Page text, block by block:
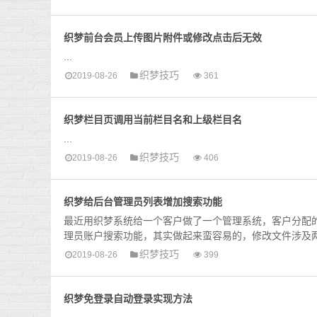
织梦前台会员上传图片附件或修改点击后无效
2019-08-26 织梦技巧 361
织梦栏目页调用当前栏目名和上级栏目名
2019-08-26 织梦技巧 406
织梦给后台管理员列表增加搜索功能
最近用织梦系统给一个客户做了一个管理系统，客户分
理员账户搜索功能，其实做起来蛮容易的，修改文件涉及
2019-08-26 织梦技巧 399
织梦免登录自动登录实现方法